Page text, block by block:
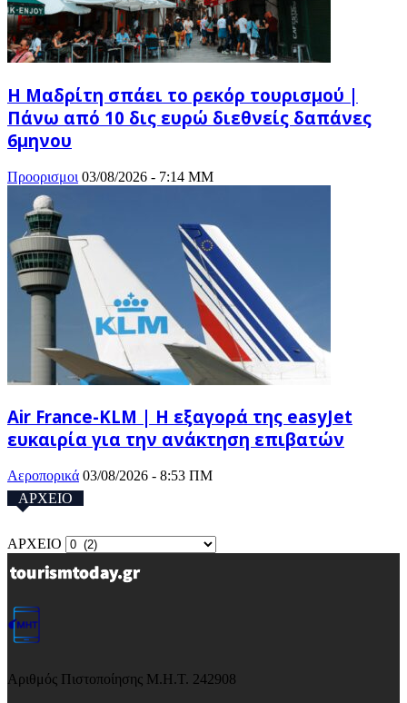
Η Μαδρίτη σπάει το ρεκόρ τουρισμού |
Πάνω από 10 δις ευρώ διεθνείς δαπάνες
6μηνου
Προορισμοι 03/08/2026 - 7:14 ΜΜ
Air France-KLM | Η εξαγορά της easyJet
ευκαιρία για την ανάκτηση επιβατών
Αεροπορικά 03/08/2026 - 8:53 ΠΜ
ΑΡΧΕΙΟ
ΑΡΧΕΙΟ
Αριθμός Πιστοποίησης Μ.Η.Τ. 242908